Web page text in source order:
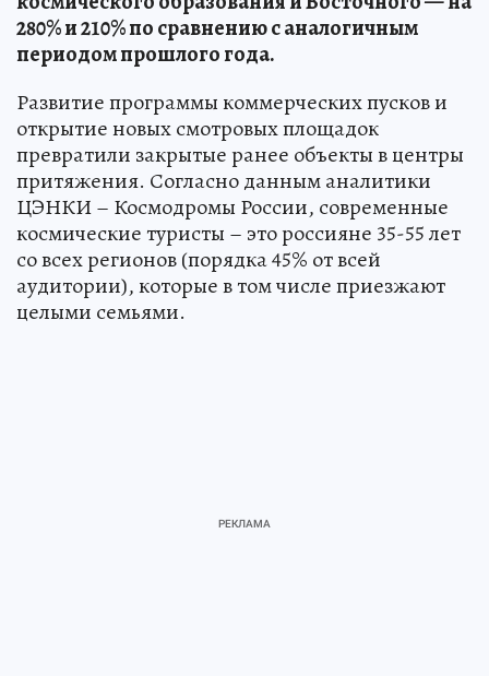
280% и 210% по сравнению с аналогичным
периодом прошлого года.
Развитие программы коммерческих пусков и
открытие новых смотровых площадок
превратили закрытые ранее объекты в центры
притяжения. Согласно данным аналитики
ЦЭНКИ – Космодромы России, современные
космические туристы – это россияне 35-55 лет
со всех регионов (порядка 45% от всей
аудитории), которые в том числе приезжают
целыми семьями.